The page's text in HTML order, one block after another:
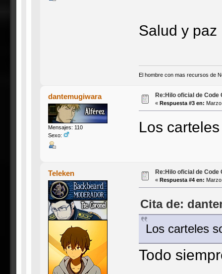
Salud y
El hombre con mas recursos de
dantemugiwara
Mensajes: 110
Sexo:
Re:Hilo oficial de Code
« Respuesta #3 en:
Los
Teleken Re:Hilo oficial de Code
« Respuesta #4 en:
Cita de:
Los carteles
Todo